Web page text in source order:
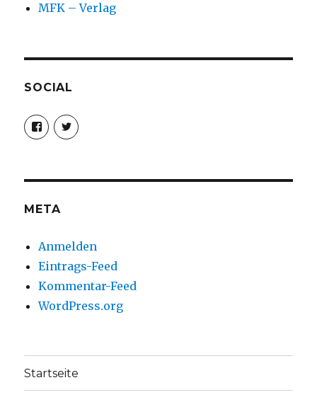
MFK – Verlag
SOCIAL
Profil
von
christoph.fleischer1
anzeigen
Profil
von
anzeigen
META
Anmelden
Eintrags-Feed
Kommentar-Feed
WordPress.org
Startseite